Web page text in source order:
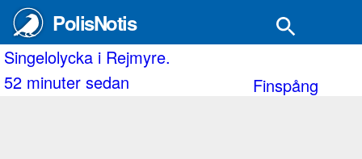
PolisNotis
Två personbilar kolliderar på E22.
1 timme sedan
Lund